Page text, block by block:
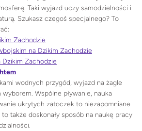
Taki wyjazd uczy samodzielności i
Szukasz czegoś specjalnego? To
Zachodzie
na Dzikim Zachodzie
Dzikim Zachodzie
wodnych przygód, wyjazd na żagle
wyborem. Wspólne pływanie, nauka
ukrytych zatoczek to niezapomniane
także doskonały sposób na naukę pracy